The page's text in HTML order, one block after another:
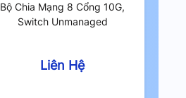
Bộ Chia Mạng 8 Cổng 10G,
Switch Unmanaged
Liên Hệ